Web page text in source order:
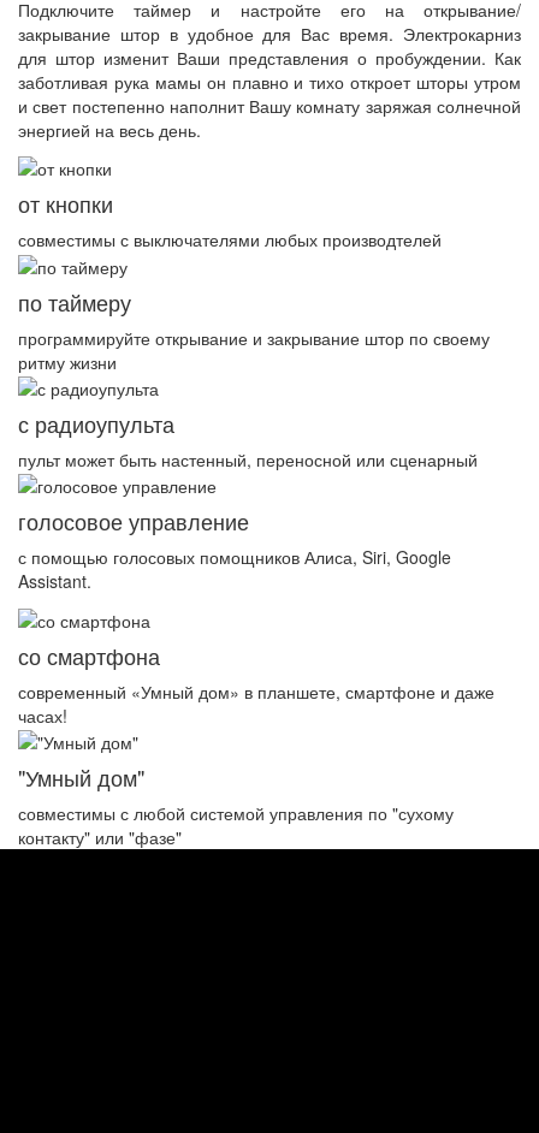
Подключите таймер и настройте его на открывание/
закрывание штор в удобное для Вас время. Электрокарниз
для штор изменит Ваши представления о пробуждении. Как
заботливая рука мамы он плавно и тихо откроет шторы утром
и свет постепенно наполнит Вашу комнату заряжая солнечной
энергией на весь день.
от кнопки
совместимы с выключателями любых производтелей
по таймеру
программируйте открывание и закрывание штор по своему
ритму жизни
с радиоупульта
пульт может быть настенный, переносной или сценарный
голосовое управление
с помощью голосовых помощников Алиса, Siri, Google
Assistant.
со смартфона
современный «Умный дом» в планшете, смартфоне и даже
часах!
"Умный дом"
совместимы с любой системой управления по "сухому
контакту" или "фазе"